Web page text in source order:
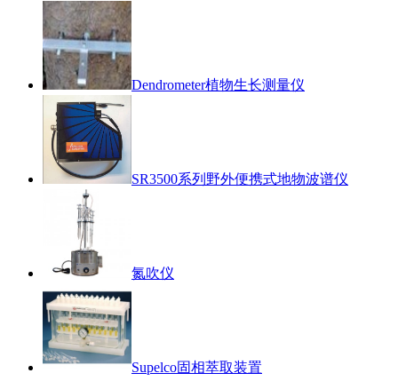
Dendrometer植物生长测量仪
SR3500系列野外便携式地物波谱仪
氮吹仪
Supelco固相萃取装置